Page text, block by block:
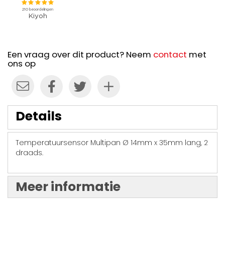
Een vraag over dit product? Neem contact met
ons op
Details
Temperatuursensor Multipan Ø 14mm x 35mm lang, 2
draads.
Meer informatie